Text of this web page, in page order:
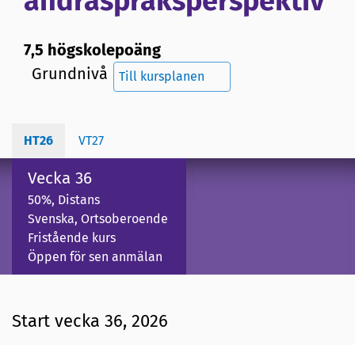
7,5 högskolepoäng
Grundnivå
Till kursplanen
HT26 VT27
Vecka 36
50%, Distans
Svenska, Ortsoberoende
Fristående kurs
Öppen för sen anmälan
Start vecka 36, 2026